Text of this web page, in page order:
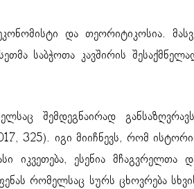
და თეორიტიკოსია.
საბჭოთა კავშირის
შემდეგნაირად
325). იგი მიიჩნევს, რომ
ესენია მჩაგვრელთა
რომელსაც სურს ცხოვრება